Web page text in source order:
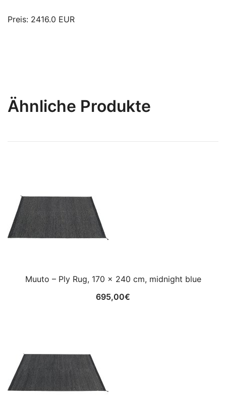
Preis: 2416.0 EUR
Ähnliche Produkte
Muuto – Ply Rug, 170 x 240 cm, midnight blue
695,00€